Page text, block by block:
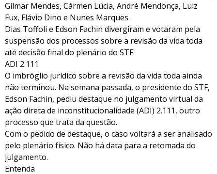
Gilmar Mendes, Cármen Lúcia, André Mendonça, Luiz
Fux, Flávio Dino e Nunes Marques.
Dias Toffoli e Edson Fachin divergiram e votaram pela
suspensão dos processos sobre a revisão da vida toda
até decisão final do plenário do STF.
ADI 2.111
O imbróglio jurídico sobre a revisão da vida toda ainda
não terminou. Na semana passada, o presidente do STF,
Edson Fachin, pediu destaque no julgamento virtual da
ação direta de inconstitucionalidade (ADI) 2.111, outro
processo que trata da questão.
Com o pedido de destaque, o caso voltará a ser analisado
pelo plenário físico. Não há data para a retomada do
julgamento.
Entenda